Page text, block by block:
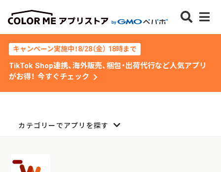
キャンペーン実施中！8/28（金） 18時まで
TikTok Shop連携、海外販売、梱包・出荷代行など人気アプリ
がお得！ 今すぐチェック chevron_right
カテゴリーでアプリを探す